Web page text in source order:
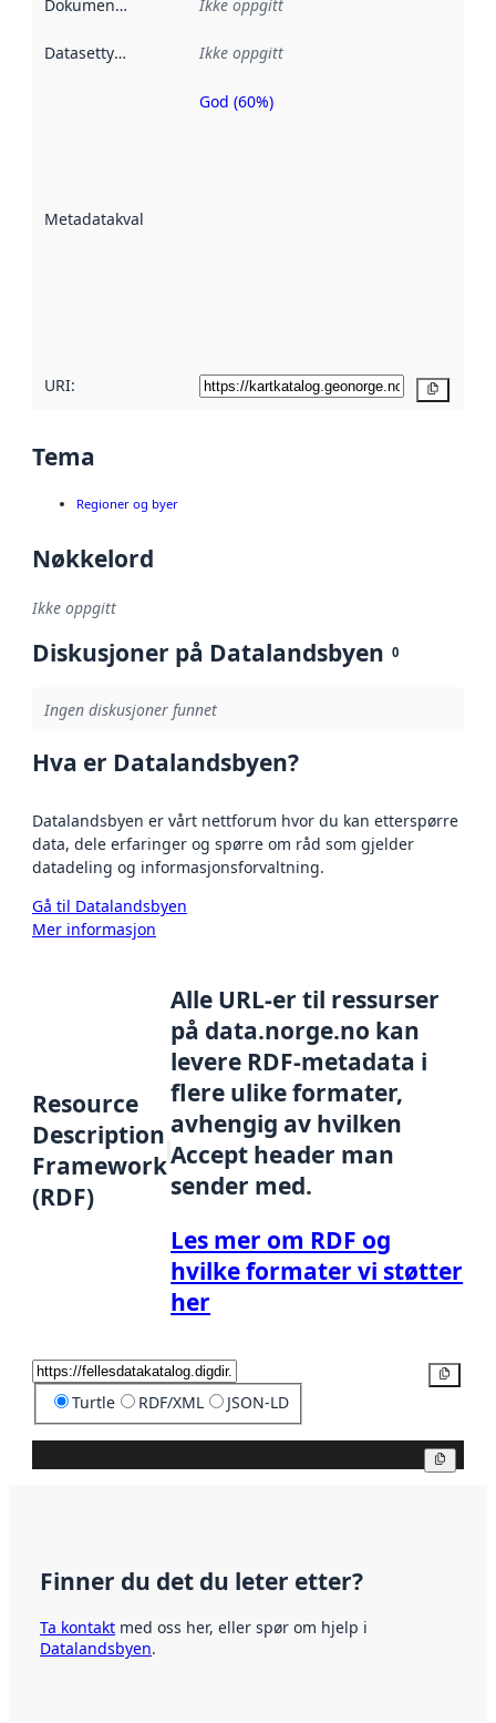
Dokumentasjon Ikke oppgitt
Datasettype Ikke oppgitt
Metadatakvalitet
Metadatakvalitet
God (60%)
URI:
Tema
Regioner og byer
Nøkkelord
Ikke oppgitt
Diskusjoner på Datalandsbyen 0
Ingen diskusjoner funnet
Hva er Datalandsbyen?
Datalandsbyen er vårt nettforum hvor du kan etterspørre
data, dele erfaringer og spørre om råd som gjelder
datadeling og informasjonsforvaltning.
Gå til Datalandsbyen
Mer informasjon
Resource
Description
Framework
(RDF)
Alle URL-er til ressurser
på data.norge.no kan
levere RDF-metadata i
flere ulike formater,
avhengig av hvilken
Accept header man
sender med.
Les mer om RDF og
hvilke formater vi støtter
her
Turtle RDF/XML JSON-LD
Finner du det du leter etter?
Ta kontakt med oss her, eller spør om hjelp i
Datalandsbyen.